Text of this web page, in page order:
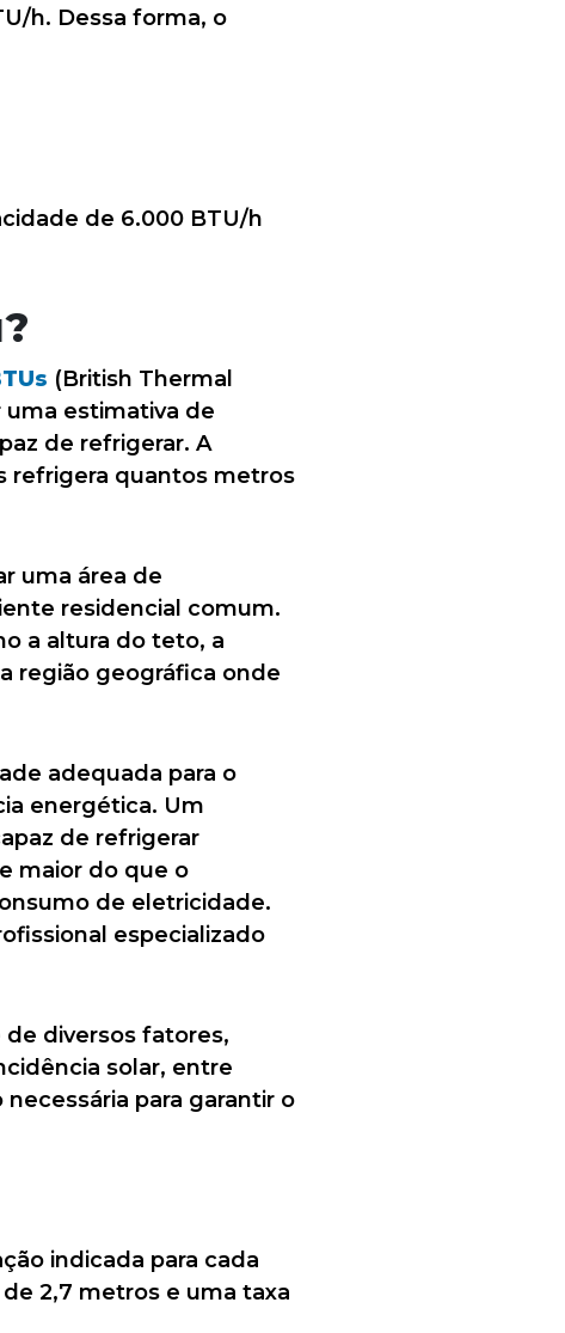
h. Dessa forma, o
de 6.000 BTU/h
(British Thermal
uma estimativa de
de refrigerar. A
refrigera quantos metros
uma área de
residencial comum.
a altura do teto, a
região geográfica onde
adequada para o
energética. Um
de refrigerar
maior do que o
de eletricidade.
especializado
diversos fatores,
solar, entre
para garantir o
indicada para cada
2,7 metros e uma taxa